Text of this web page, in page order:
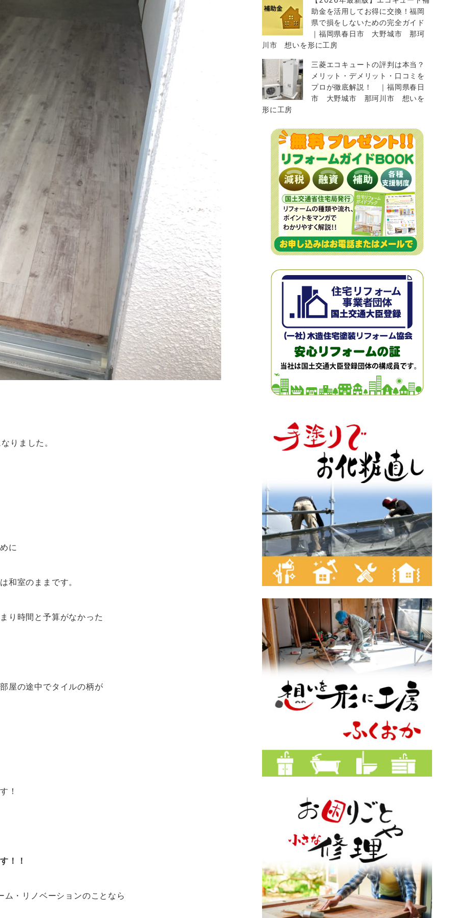
りました。
に
和室のままです。
り時間と予算がなかった
屋の途中でタイルの柄が
！
！！
・リノベーションのことなら
助金を活用してお得に交換！福岡
県で損をしないための完全ガイド
｜福岡県春日市 大野城市 那珂
川市 想いを形に工房
三菱エコキュートの評判は本当？
メリット・デメリット・口コミを
プロが徹底解説！ ｜福岡県春日
市 大野城市 那珂川市 想いを
形に工房